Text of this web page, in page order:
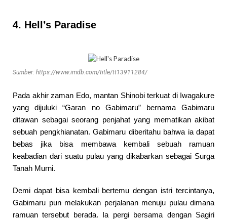
4. Hell’s Paradise
Sumber: https://www.imdb.com/title/tt13911284/
Pada akhir zaman Edo, mantan Shinobi terkuat di Iwagakure
yang dijuluki “Garan no Gabimaru” bernama Gabimaru
ditawan sebagai seorang penjahat yang mematikan akibat
sebuah pengkhianatan. Gabimaru diberitahu bahwa ia dapat
bebas jika bisa membawa kembali sebuah ramuan
keabadian dari suatu pulau yang dikabarkan sebagai Surga
Tanah Murni.
Demi dapat bisa kembali bertemu dengan istri tercintanya,
Gabimaru pun melakukan perjalanan menuju pulau dimana
ramuan tersebut berada. Ia pergi bersama dengan Sagiri